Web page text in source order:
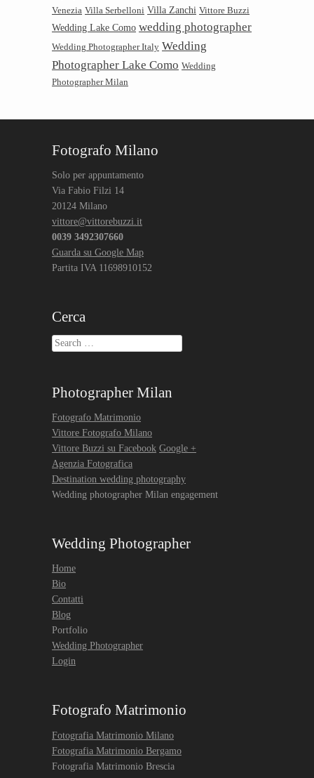
Venezia Villa Serbelloni Villa Zanchi Vittore Buzzi
Wedding Lake Como wedding photographer
Wedding Photographer Italy Wedding
Photographer Lake Como Wedding
Photographer Milan
Fotografo Milano
Solo per appuntamento
Via Fabio Filzi 14
20124 Milano
vittore@vittorebuzzi.it
0039 3492307660
Guarda su Google Map
Partita IVA 11698910152
Cerca
Search
Photographer Milan
Fotografo Matrimonio
Vittore Fotografo Milano
Vittore Buzzi su Facebook Google +
Agenzia Fotografica
Destination wedding photography
Wedding photographer Milan engagement
Wedding Photographer
Home
Bio
Contatti
Blog
Portfolio
Wedding Photographer
Login
Fotografo Matrimonio
Fotografia Matrimonio Milano
Fotografia Matrimonio Bergamo
Fotografia Matrimonio Brescia